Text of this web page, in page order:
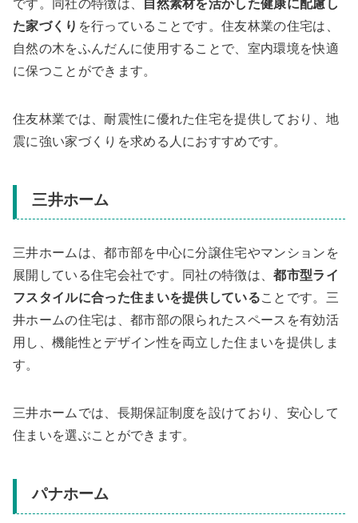
です。同社の特徴は、
自然素材を活かした健康に配慮し
た家づくり を行っていることです。住友林業の住宅は、
自然の木をふんだんに使用することで、室内環境を快適
に保つことができます。
住友林業では、耐震性に優れた住宅を提供しており、地
震に強い家づくりを求める人におすすめです。
三井ホーム
三井ホームは、都市部を中心に分譲住宅やマンションを
展開している住宅会社です。同社の特徴は、都市型ライ
フスタイルに合った住まいを提供していることです。三
井ホームの住宅は、都市部の限られたスペースを有効活
用し、機能性とデザイン性を両立した住まいを提供しま
す。
三井ホームでは、長期保証制度を設けており、安心して
住まいを選ぶことができます。
パナホーム